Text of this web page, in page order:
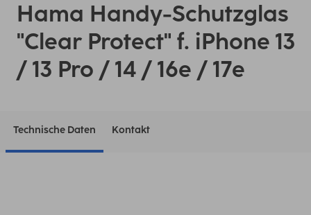
Hama Handy-Schutzglas
"Clear Protect" f. iPhone 13
/ 13 Pro / 14 / 16e / 17e
Technische Daten Kontakt